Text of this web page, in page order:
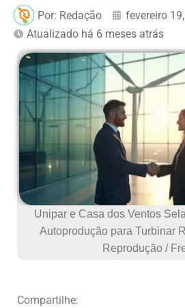
Por: Redação fevereiro
Atualizado há 6 meses atrás
Unipar e Casa dos Ventos
Autoprodução para Turbinar
Reprodução /
Compartilhe: